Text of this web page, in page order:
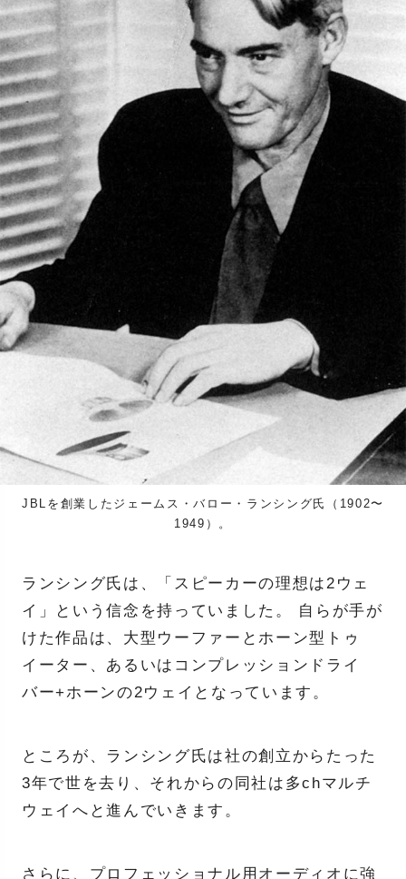
JBLを創業したジェームス・バロー・ランシング氏（1902〜
1949）。
ランシング氏は、「スピーカーの理想は2ウェ
イ」という信念を持っていました。 自らが手が
けた作品は、大型ウーファーとホーン型トゥ
イーター、あるいはコンプレッションドライ
バー+ホーンの2ウェイとなっています。
ところが、ランシング氏は社の創立からたった
3年で世を去り、それからの同社は多chマルチ
ウェイへと進んでいきます。
さらに、プロフェッショナル用オーディオに強